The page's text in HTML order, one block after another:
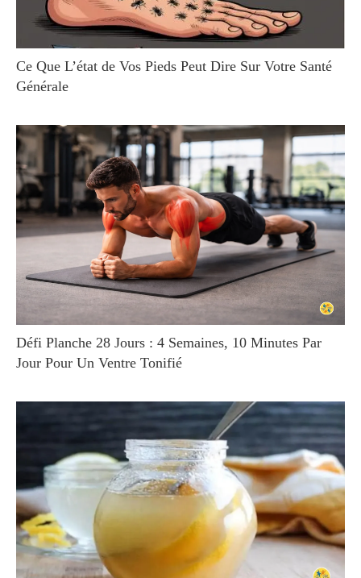
Ce Que L’état de Vos Pieds Peut Dire Sur Votre Santé
Générale
Défi Planche 28 Jours : 4 Semaines, 10 Minutes Par
Jour Pour Un Ventre Tonifié